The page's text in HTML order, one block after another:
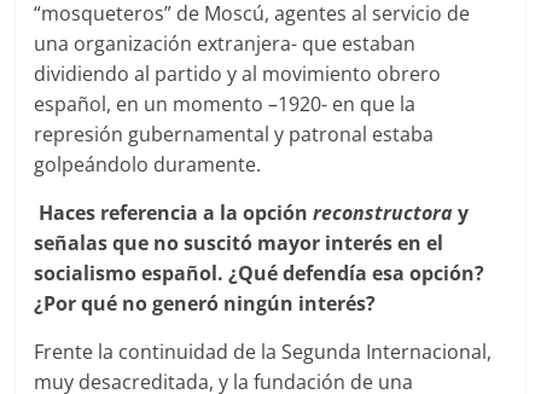
“mosqueteros” de Moscú, agentes al servicio de
una organización extranjera- que estaban
dividiendo al partido y al movimiento obrero
español, en un momento –1920- en que la
represión gubernamental y patronal estaba
golpeándolo duramente.
Haces referencia a la opciónreconstructoray
señalas que no suscitó mayor interés en el
socialismo español. ¿Qué defendía esa opción?
¿Por qué no generó ningún interés?
Frente la continuidad de la Segunda Internacional,
muy desacreditada, y la fundación de una